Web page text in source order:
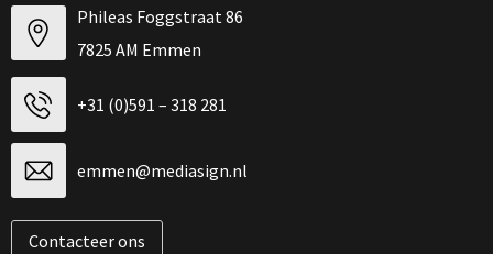
Phileas Foggstraat 86
7825 AM Emmen
+31 (0)591 – 318 281
emmen@mediasign.nl
Contacteer ons